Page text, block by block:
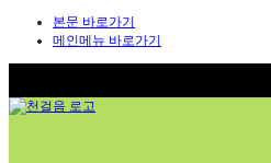
본문 바로가기
메인메뉴 바로가기